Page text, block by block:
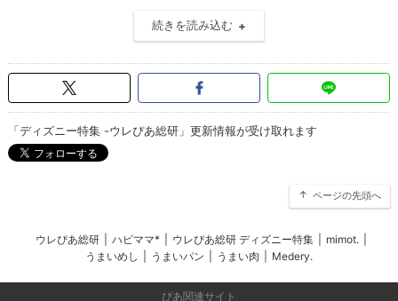
続きを読み込む
「ディズニー特集 -ウレぴあ総研」更新情報が受け取れます
ページの先頭へ
ウレぴあ総研 ハピママ* ウレぴあ総研 ディズニー特集 mimot.
うまいめし
うまいパン うまい肉 Medery.
ぴあ関連サイト